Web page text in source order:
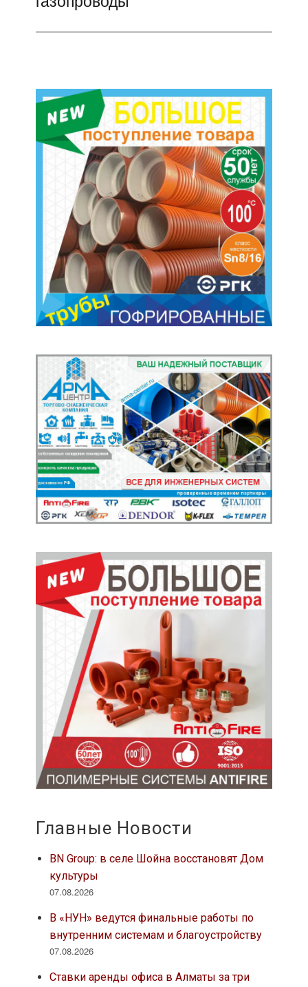
Главные Новости
BN Group: в селе Шойна восстановят Дом
культуры
07.08.2026
В «НУН» ведутся финальные работы по
внутренним системам и благоустройству
07.08.2026
Ставки аренды офиса в Алматы за три